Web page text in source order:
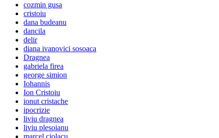
cozmin gusa
cristoiu
dana budeanu
dancila
delir
diana ivanovici sosoaca
Dragnea
gabriela firea
george simion
Iohannis
Ion Cristoiu
ionut cristache
ipocrizie
liviu dragnea
liviu plesoianu